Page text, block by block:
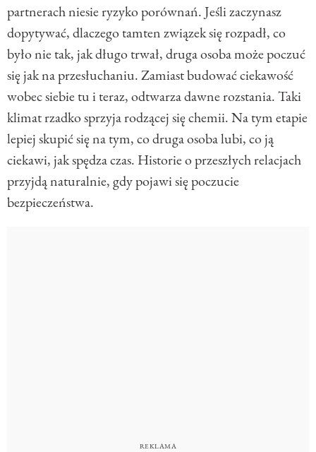
partnerach niesie ryzyko porównań. Jeśli zaczynasz
dopytywać, dlaczego tamten związek się rozpadł, co
było nie tak, jak długo trwał, druga osoba może poczuć
się jak na przesłuchaniu. Zamiast budować ciekawość
wobec siebie tu i teraz, odtwarza dawne rozstania. Taki
klimat rzadko sprzyja rodzącej się chemii. Na tym etapie
lepiej skupić się na tym, co druga osoba lubi, co ją
ciekawi, jak spędza czas. Historie o przeszłych relacjach
przyjdą naturalnie, gdy pojawi się poczucie
bezpieczeństwa.